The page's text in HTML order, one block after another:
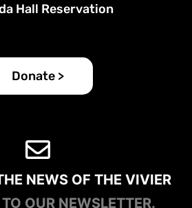
Hall Reservation
Donate >
NEWS OF THE VIVIER
OUR NEWSLETTER.